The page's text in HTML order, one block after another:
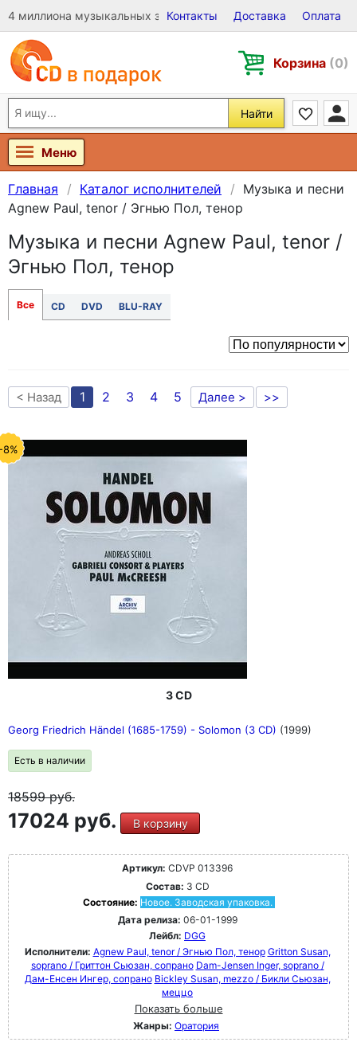
4 миллиона музыкальных записей на Виниле, CD и DVD
Контакты Доставка Оплата
Корзина (0)
Найти
Меню
Главная Каталог исполнителей
Музыка и песни
Agnew Paul, tenor / Эгнью Пол, тенор
Музыка и песни Agnew Paul, tenor /
Эгнью Пол, тенор
Все CD DVD BLU-RAY
< Назад 1 2 3 4 5 Далее > >>
8%
3 CD
Georg Friedrich Händel (1685-1759) - Solomon (3 CD) (1999)
Есть в наличии
18599руб.
17024 руб. В корзину
Артикул: CDVP 013396
Состав: 3 CD
Состояние: Новое. Заводская упаковка.
Дата релиза: 06-01-1999
Лейбл: DGG
Исполнители: Agnew Paul, tenor / Эгнью Пол, тенор Gritton Susan,
soprano / Гриттон Сьюзан, сопрано Dam-Jensen Inger, soprano /
Дам-Енсен Ингер, сопрано Bickley Susan, mezzo / Бикли Сьюзан,
меццо
Показать больше
Жанры: Оратория